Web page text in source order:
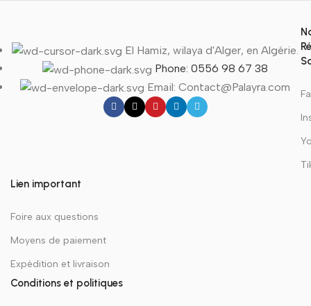
El Hamiz, wilaya d'Alger, en Algérie.
Phone: 0556 98 67 38
Email: Contact@Palayra.com
Lien important
Foire aux questions
Moyens de paiement
Expédition et livraison
Conditions et politiques